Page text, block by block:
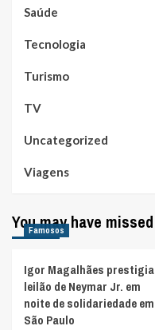
Saúde
Tecnologia
Turismo
TV
Uncategorized
Viagens
You may have missed
Famosos
Igor Magalhães prestigia
leilão de Neymar Jr. em
noite de solidariedade em
São Paulo